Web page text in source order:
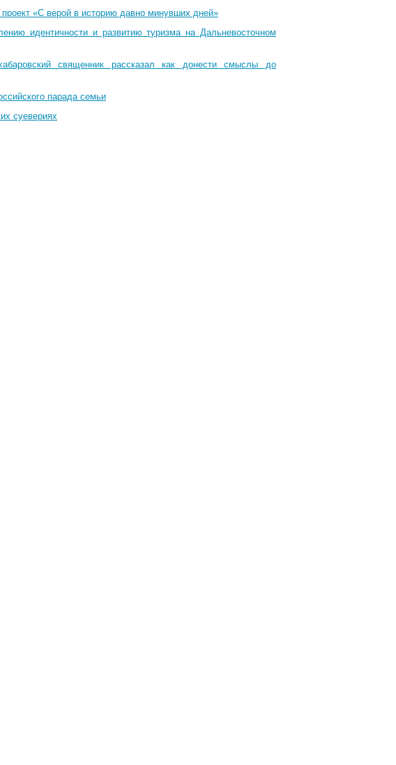
«С верой в историю давно минувших дней»
идентичности и развитию туризма на Дальневосточном
священник рассказал как донести смыслы до
парада семьи
суевериях